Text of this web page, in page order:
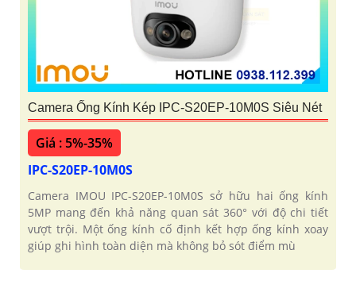
Camera Ống Kính Kép IPC-S20EP-10M0S Siêu Nét
Giá : 5%-35%
IPC-S20EP-10M0S
Camera IMOU IPC-S20EP-10M0S sở hữu hai ống kính
5MP mang đến khả năng quan sát 360° với độ chi tiết
vượt trội. Một ống kính cố định kết hợp ống kính xoay
giúp ghi hình toàn diện mà không bỏ sót điểm mù